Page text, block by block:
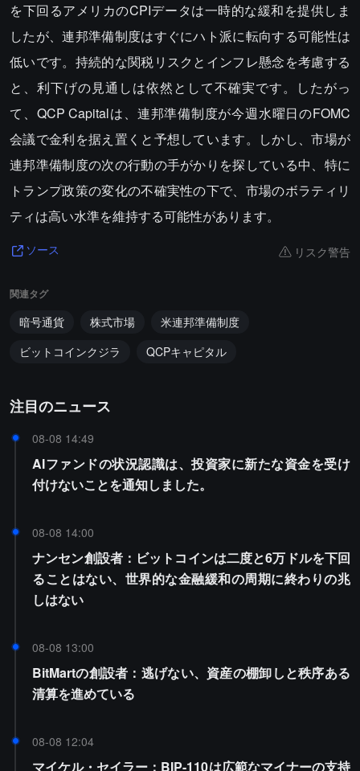
を下回るアメリカのCPIデータは一時的な緩和を提供しま
したが、連邦準備制度はすぐにハト派に転向する可能性は
低いです。持続的な関税リスクとインフレ懸念を考慮する
と、利下げの見通しは依然として不確実です。したがっ
て、QCP Capitalは、連邦準備制度が今週水曜日のFOMC
会議で金利を据え置くと予想しています。しかし、市場が
連邦準備制度の次の行動の手がかりを探している中、特に
トランプ政策の変化の不確実性の下で、市場のボラティリ
ティは高い水準を維持する可能性があります。
ソース リスク警告
関連タグ
暗号通貨 株式市場
米連邦準備制度
ビットコインクジラ
QCPキャピタル
注目のニュース
08-08 14:49
AIファンドの状況認識は、投資家に新たな資金を受け
付けないことを通知しました。
08-08 14:00
ナンセン創設者：ビットコインは二度と6万ドルを下回
ることはない、世界的な金融緩和の周期に終わりの兆
しはない
08-08 13:00
BitMartの創設者：逃げない、資産の棚卸しと秩序ある
清算を進めている
08-08 12:04
マイケル・セイラー：BIP-110は広範なマイナーの支持